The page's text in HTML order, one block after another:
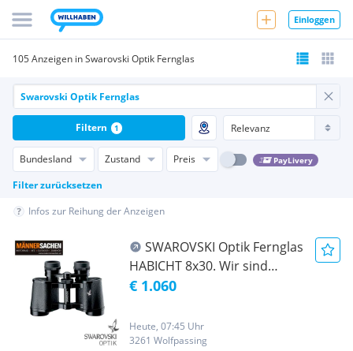
Einloggen
105 Anzeigen in Swarovski Optik Fernglas
Bundesland Zustand Preis PayLivery
Filter zurücksetzen
Filtern 1
Infos zur Reihung der Anzeigen
SWAROVSKI Optik Fernglas
HABICHT 8x30. Wir sind
autorisierte SWAROVSKI
tauschen Ihr altes Fernglas
ein ! Rufen sie uns einfach an
€ 1.060
Heute, 07:45 Uhr
3261 Wolfpassing